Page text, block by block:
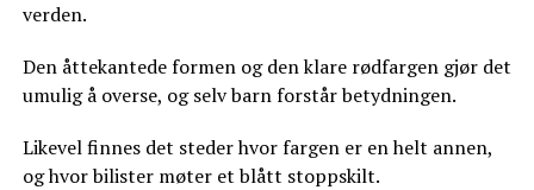
verden.
Den åttekantede formen og den klare rødfargen gjør det
umulig å overse, og selv barn forstår betydningen.
Likevel finnes det steder hvor fargen er en helt annen,
og hvor bilister møter et blått stoppskilt.